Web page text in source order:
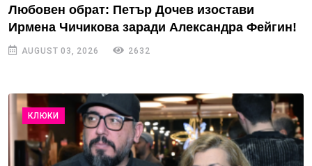
Любовен обрат: Петър Дочев изостави
Ирмена Чичикова заради Александра Фейгин!
AUGUST 03, 2026 2632
КЛЮКИ